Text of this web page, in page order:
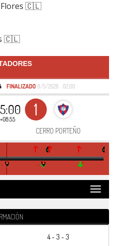
Flores 🇨🇱
🇨🇱